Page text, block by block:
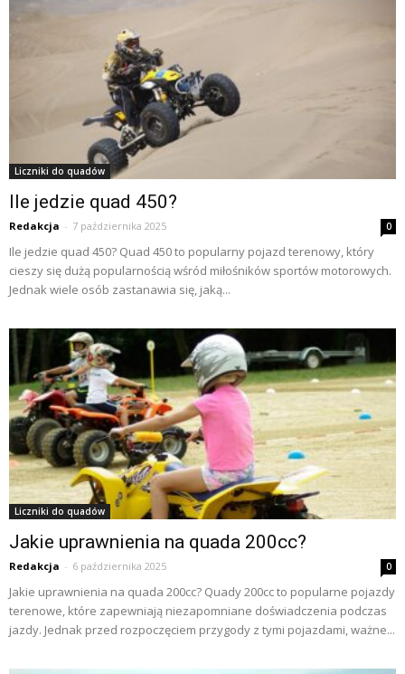
Liczniki do quadów
Ile jedzie quad 450?
Redakcja - 7 października 2025 0
Ile jedzie quad 450? Quad 450 to popularny pojazd terenowy, który
cieszy się dużą popularnością wśród miłośników sportów motorowych.
Jednak wiele osób zastanawia się, jaką...
Liczniki do quadów
Jakie uprawnienia na quada 200cc?
Redakcja - 6 października 2025 0
Jakie uprawnienia na quada 200cc? Quady 200cc to popularne pojazdy
terenowe, które zapewniają niezapomniane doświadczenia podczas
jazdy. Jednak przed rozpoczęciem przygody z tymi pojazdami, ważne...